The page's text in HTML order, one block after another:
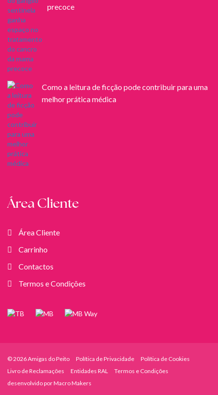
precoce
Como a leitura de ficção pode contribuir para uma
melhor prática médica
Área Cliente
Área Cliente
Carrinho
Contactos
Termos e Condições
© 2026 Amigas do Peito Política de Privacidade
Política de Cookies
Livro de Reclamações
Entidades RAL
Termos e Condições
desenvolvido porMacro Makers